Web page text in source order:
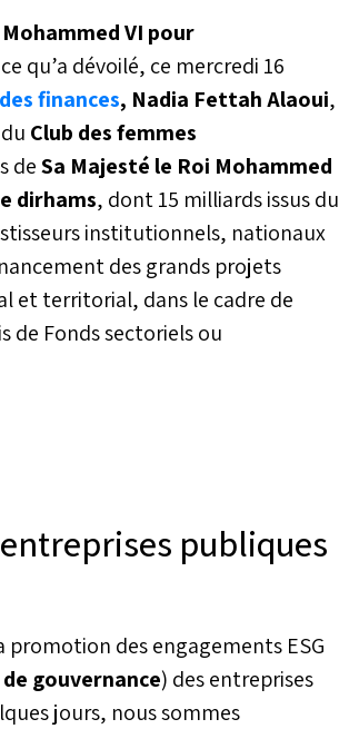
VI pour
qu’a dévoilé, ce mercredi 16
finances, Nadia Fettah Alaoui,
Club des femmes
deSa Majesté le Roi Mohammed
dirhams, dont 15 milliards issus du
institutionnels, nationaux
des grands projets
et territorial, dans le cadre de
de Fonds sectoriels ou
publiques
des engagements ESG
gouvernance) des entreprises
jours, nous sommes